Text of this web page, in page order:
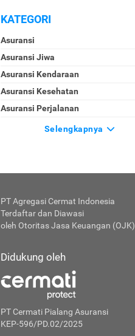
KATEGORI
Asuransi
Asuransi Jiwa
Asuransi Kendaraan
Asuransi Kesehatan
Asuransi Perjalanan
Selengkapnya
PT Agregasi Cermat Indonesia
Terdaftar dan Diawasi
oleh Otoritas Jasa Keuangan (OJK)
Didukung oleh
PT Cermati Pialang Asuransi
KEP-596/PD.02/2025